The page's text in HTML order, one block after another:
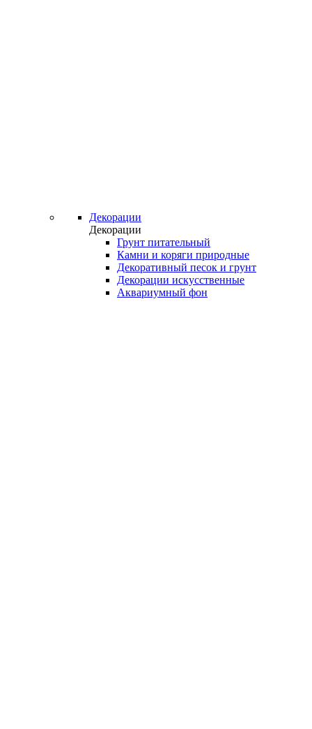
Декорации
Декорации
Грунт питательный
Камни и коряги природные
Декоративный песок и грунт
Декорации искусственные
Аквариумный фон